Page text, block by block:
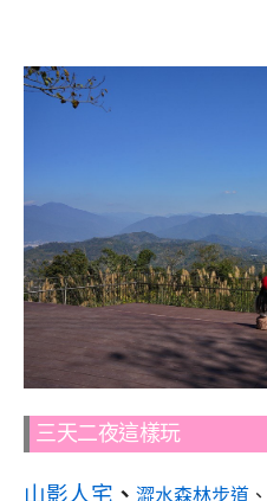
三天二夜這樣玩
山影人宅 、 澀水森林步道 、